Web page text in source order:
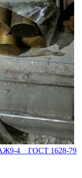
4 _ ГОСТ 1628-79